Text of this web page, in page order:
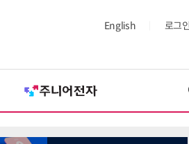
English 로그인